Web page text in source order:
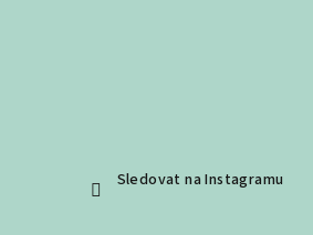
Sledovat na Instagramu